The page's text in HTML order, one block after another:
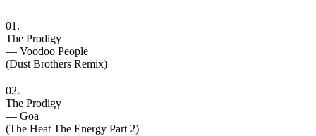
01.
The Prodigy
— Voodoo People
(Dust Brothers Remix)
02.
The Prodigy
— Goa
(The Heat The Energy Part 2)